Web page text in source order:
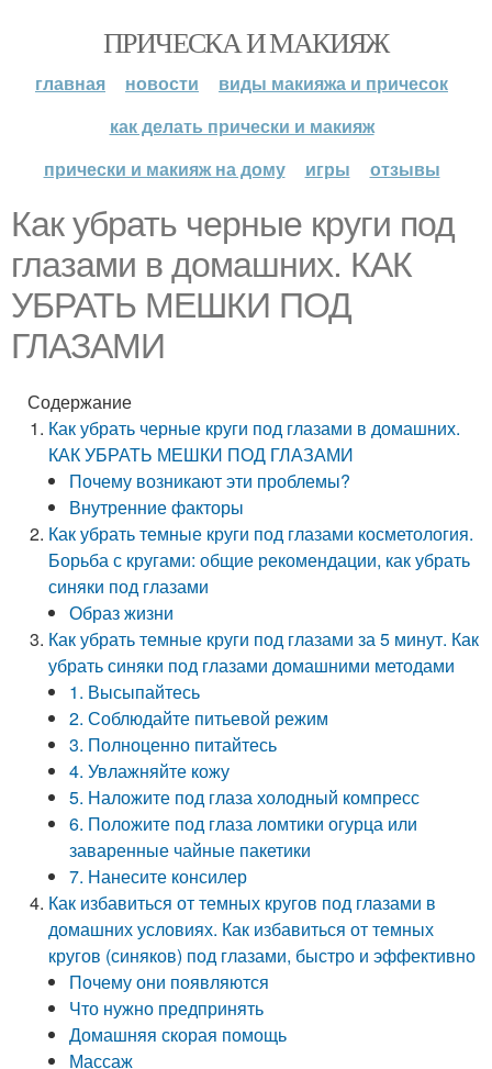
ПРИЧЕСКА И МАКИЯЖ
главная новости
виды макияжа и причесок
как делать прически и макияж
прически и макияж на дому
игры отзывы
Как убрать черные круги под
глазами в домашних. КАК
УБРАТЬ МЕШКИ ПОД
ГЛАЗАМИ
Содержание
Как убрать черные круги под глазами в домашних.
КАК УБРАТЬ МЕШКИ ПОД ГЛАЗАМИ
Почему возникают эти проблемы?
Внутренние факторы
Как убрать темные круги под глазами косметология.
Борьба с кругами: общие рекомендации, как убрать
синяки под глазами
Образ жизни
Как убрать темные круги под глазами за 5 минут. Как
убрать синяки под глазами домашними методами
1. Высыпайтесь
2. Соблюдайте питьевой режим
3. Полноценно питайтесь
4. Увлажняйте кожу
5. Наложите под глаза холодный компресс
6. Положите под глаза ломтики огурца или
заваренные чайные пакетики
7. Нанесите консилер
Как избавиться от темных кругов под глазами в
домашних условиях. Как избавиться от темных
кругов (синяков) под глазами, быстро и эффективно
Почему они появляются
Что нужно предпринять
Домашняя скорая помощь
Массаж